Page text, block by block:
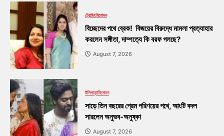
ট্রেন্ডিংবিনোদন
বিচ্ছেদের পথে ব্রেক! বিজয়ের বিরুদ্ধে মামলা প্রত্যাহার
করলেন সঙ্গীতা, দাম্পত্যে কি বরফ গলছে?
August 7, 2026
টলিপাড়াবিনোদন
সাড়ে তিন বছরের প্রেম পরিণয়ের পথে, আংটি বদল
সারলেন অনুভব-অনুষ্কা
August 7, 2026